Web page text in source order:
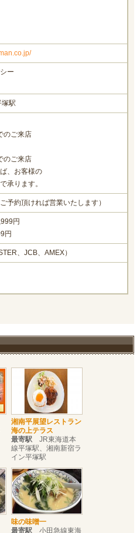
ー
駅
のご来店
のご来店
、お客様の
承ります。
予約頂ければ営業いたします）
円
円
、JCB、AMEX）
湘南平展望レストラン
海の上テラス
最寄駅 JR東海道本
線平塚駅、湘南新宿ラ
イン平塚駅
味の味噌一
最寄駅 小田急線東海